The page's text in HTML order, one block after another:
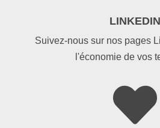
LINKEDIN
Suivez-nous sur nos pages
l'économie de vos
